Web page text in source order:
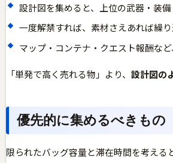
設計図を集めると、上位の武器・装
一度解禁すれば、素材さえあれば繰
マップ・コンテナ・クエスト報酬な
「単発で高く売れる物」より、 設計図の
優先的に集めるべきもの
限られたバッグ容量と滞在時間を考える